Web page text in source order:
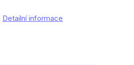
Detailní informace